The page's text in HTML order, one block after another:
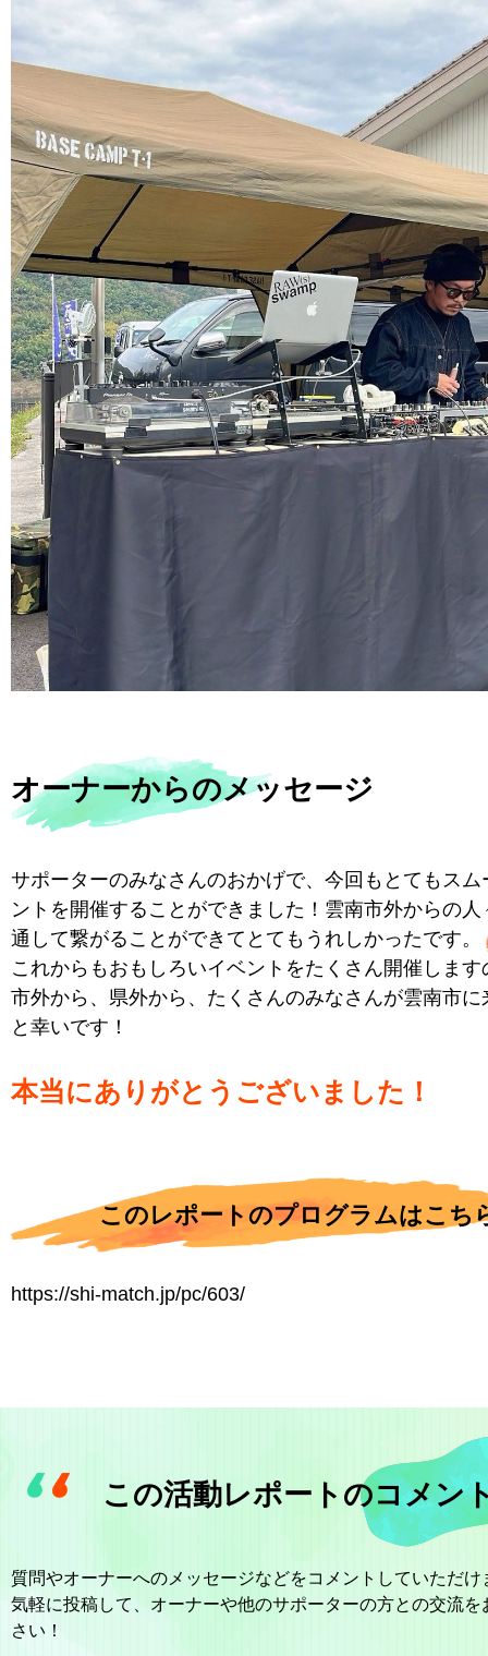
オーナーからのメッセージ
サポーターのみなさんのおかげで、今回もとてもスム
ントを開催することができました！雲南市外からの人
通して繋がることができてとてもうれしかったです。
これからもおもしろいイベントをたくさん開催します
市外から、県外から、たくさんのみなさんが雲南市に
と幸いです！
本当にありがとうございました！
このレポートのプログラムはこち
https://shi-match.jp/pc/603/
この活動レポートのコメン
質問やオーナーへのメッセージなどをコメントしていただけ
気軽に投稿して、オーナーや他のサポーターの方との交流を
さい！